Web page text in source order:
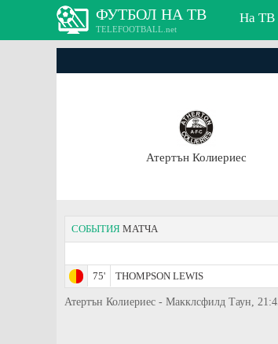
ФУТБОЛ НА ТВ
TELEFOOTBALL.net
На ТВ
Атертън Колиериес
СОБЫТИЯ МАТЧА
75'
THOMPSON LEWIS
Атертън Колиериес - Макклсфилд Таун,